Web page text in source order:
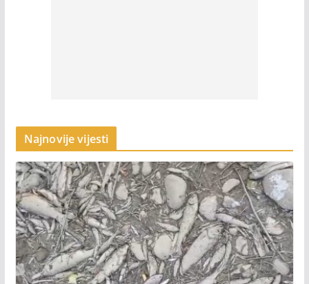
Najnovije vijesti